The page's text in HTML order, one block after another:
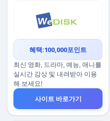
혜택:100,000포인트
최신 영화, 드라마, 예능, 애니를
실시간 감상 및 내려받아 이용
해 보세요!
사이트 바로가기